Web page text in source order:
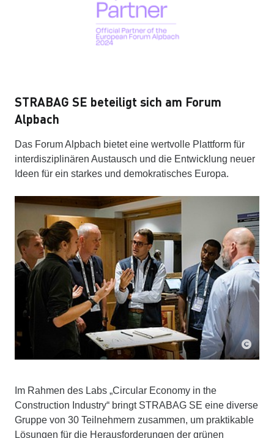
STRABAG SE beteiligt sich am Forum
Alpbach
Das Forum Alpbach bietet eine wertvolle Plattform für
interdisziplinären Austausch und die Entwicklung neuer
Ideen für ein starkes und demokratisches Europa.
Im Rahmen des Labs „Circular Economy in the
Construction Industry“ bringt STRABAG SE eine diverse
Gruppe von 30 Teilnehmern zusammen, um praktikable
Lösungen für die Herausforderungen der grünen